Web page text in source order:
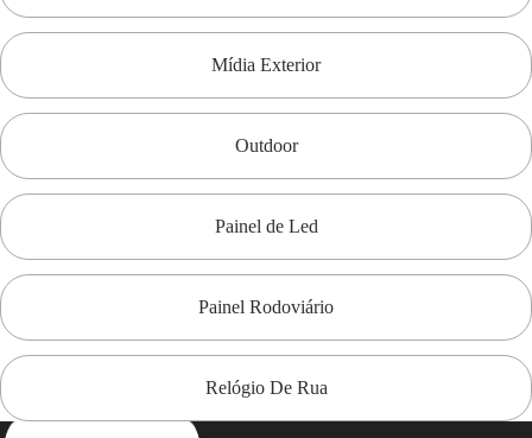
Mídia Exterior
Outdoor
Painel de Led
Painel Rodoviário
Relógio De Rua